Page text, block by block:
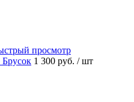
просмотр
Брусок 1 300 руб. / шт